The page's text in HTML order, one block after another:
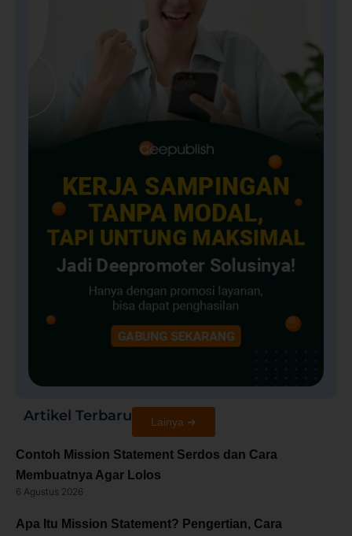
Artikel Terbaru Lainya ➜
Contoh Mission Statement Serdos dan Cara
Membuatnya Agar Lolos
6 Agustus 2026
Apa Itu Mission Statement? Pengertian, Cara